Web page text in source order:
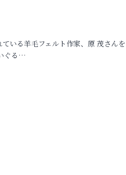
いる羊毛フェルト作家、原 茂さん
ぐる…